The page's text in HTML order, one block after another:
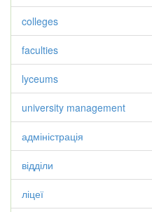
colleges
faculties
lyceums
university management
адміністрація
відділи
ліцеї